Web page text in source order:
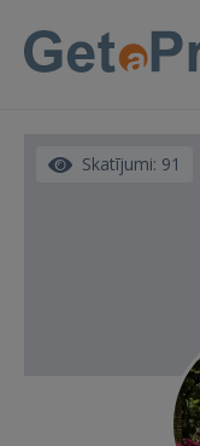
Skatījumi: 91